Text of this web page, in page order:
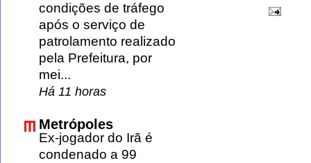
condições de tráfego
após o serviço de
patrolamento realizado
pela Prefeitura, por
mei...
Há 11 horas
Metrópoles
Ex-jogador do Irã é
condenado a 99